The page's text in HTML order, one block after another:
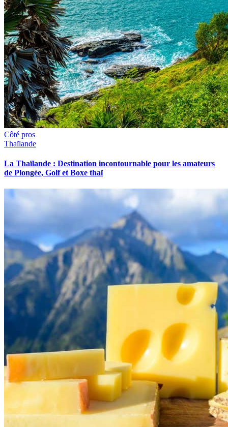
Côté pros
Thaïlande
La Thaïlande : Destination incontournable pour les amateurs
de Plongée, Golf et Boxe thaï